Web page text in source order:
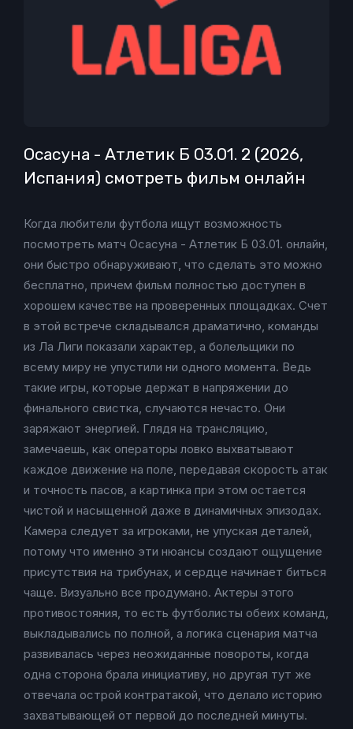
Осасуна - Атлетик Б 03.01. 2 (2026,
Испания) смотреть фильм онлайн
Когда любители футбола ищут возможность
посмотреть матч Осасуна - Атлетик Б 03.01. онлайн,
они быстро обнаруживают, что сделать это можно
бесплатно, причем фильм полностью доступен в
хорошем качестве на проверенных площадках. Счет
в этой встрече складывался драматично, команды
из Ла Лиги показали характер, а болельщики по
всему миру не упустили ни одного момента. Ведь
такие игры, которые держат в напряжении до
финального свистка, случаются нечасто. Они
заряжают энергией. Глядя на трансляцию,
замечаешь, как операторы ловко выхватывают
каждое движение на поле, передавая скорость атак
и точность пасов, а картинка при этом остается
чистой и насыщенной даже в динамичных эпизодах.
Камера следует за игроками, не упуская деталей,
потому что именно эти нюансы создают ощущение
присутствия на трибунах, и сердце начинает биться
чаще. Визуально все продумано. Актеры этого
противостояния, то есть футболисты обеих команд,
выкладывались по полной, а логика сценария матча
развивалась через неожиданные повороты, когда
одна сторона брала инициативу, но другая тут же
отвечала острой контратакой, что делало историю
захватывающей от первой до последней минуты.